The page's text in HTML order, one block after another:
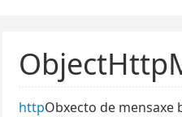
httpObxecto de mensaxe